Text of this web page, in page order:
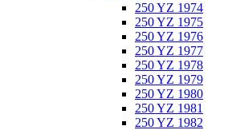
250 YZ 1974
250 YZ 1975
250 YZ 1976
250 YZ 1977
250 YZ 1978
250 YZ 1979
250 YZ 1980
250 YZ 1981
250 YZ 1982